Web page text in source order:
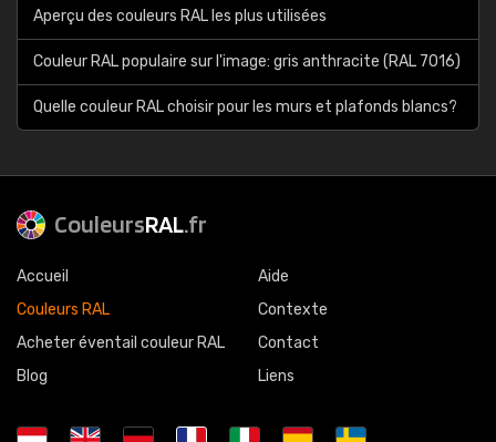
Aperçu des couleurs RAL les plus utilisées
Couleur RAL populaire sur l'image: gris anthracite (RAL 7016)
Quelle couleur RAL choisir pour les murs et plafonds blancs?
CouleursRAL.fr
Accueil
Couleurs RAL
Acheter éventail couleur RAL
Blog
Aide
Contexte
Contact
Liens